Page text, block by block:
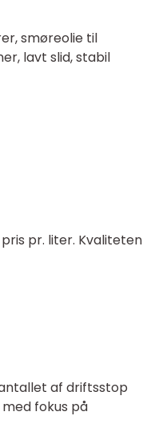
smøreolie til
lavt slid, stabil
pr. liter. Kvaliteten
af driftsstop
fokus på